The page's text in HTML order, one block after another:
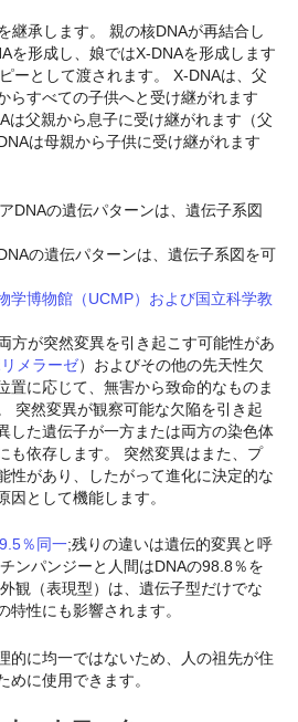
継承します。 親の核DNAが再結合し
を形成し、娘ではX-DNAを形成します
ーとして渡されます。 X-DNAは、父
らすべての子供へと受け継がれます
は父親から息子に受け継がれます（父
は母親から子供に受け継がれます
の遺伝パターンは、遺伝子系図を可
学博物館（UCMP）および国立科学教
方が突然変異を引き起こす可能性があ
メラーゼ）およびその他の先天性欠
置に応じて、無害から致命的なものま
突然変異が観察可能な欠陥を引き起
した遺伝子が一方または両方の染色体
も依存します。 突然変異はまた、プ
性があり、したがって進化に決定的な
因として機能します。
％同一;残りの違いは遺伝的変異と呼
ンパンジーと人間はDNAの98.8％を
観（表現型）は、遺伝子型だけでな
特性にも影響されます。
的に均一ではないため、人の祖先が住
めに使用できます。